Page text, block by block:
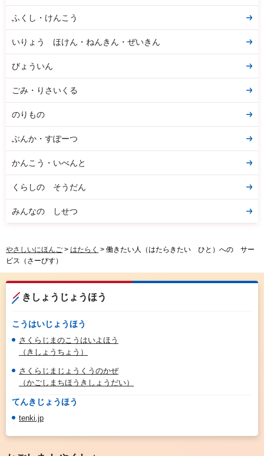
ふくし・けんこう
いりょう ほけん・ねんきん・ぜいきん
びょういん
ごみ・りさいくる
のりもの
ぶんか・すぽーつ
かんこう・いべんと
くらしの そうだん
みんなの しせつ
やさしいにほんご > はたらく > 働きたい人（はたらきたい ひと）への サー
ビス（さーびす）
きしょうじょうほう
こうはいじょうほう
さくらじまのこうはいよほう
（きしょうちょう）
さくらじまじょうくうのかぜ
（かごしまちほうきしょうだい）
てんきじょうほう
tenki.jp